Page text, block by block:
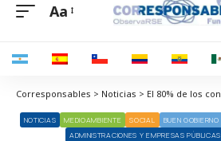
Aa
NOTICIAS MEDIOAMBIENTE SOCIAL BUEN GOBIERNO
ADMINISTRACIONES Y EMPRESAS PÚBLICAS